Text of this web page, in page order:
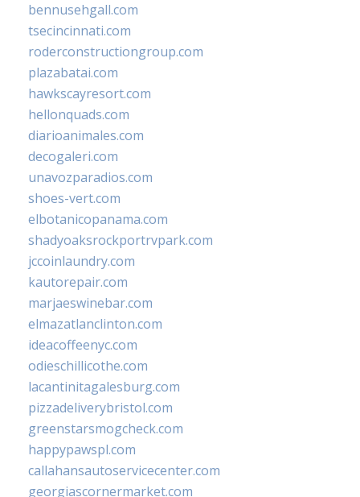
bennusehgall.com
tsecincinnati.com
roderconstructiongroup.com
plazabatai.com
hawkscayresort.com
hellonquads.com
diarioanimales.com
decogaleri.com
unavozparadios.com
shoes-vert.com
elbotanicopanama.com
shadyoaksrockportrvpark.com
jccoinlaundry.com
kautorepair.com
marjaeswinebar.com
elmazatlanclinton.com
ideacoffeenyc.com
odieschillicothe.com
lacantinitagalesburg.com
pizzadeliverybristol.com
greenstarsmogcheck.com
happypawspl.com
callahansautoservicecenter.com
georgiascornermarket.com